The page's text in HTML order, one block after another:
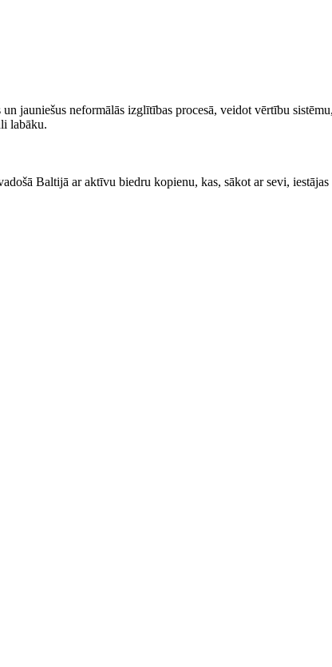
jauniešus neformālās izglītības procesā, veidot vērtību
labāku.
Baltijā ar aktīvu biedru kopienu, kas, sākot ar sevi,